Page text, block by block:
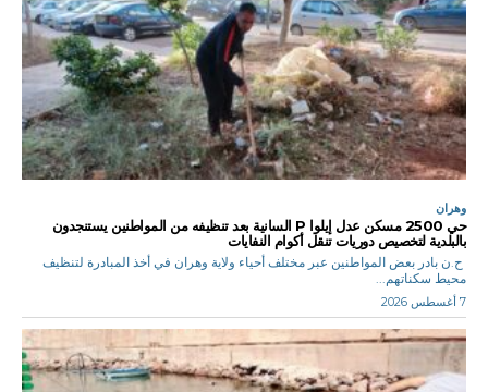
وهران
حي 2500 مسكن عدل إيلوا P السانية بعد تنظيفه من المواطنين يستنجدون
بالبلدية لتخصيص دوريات تنقل أكوام النفايات
ح.ن بادر بعض المواطنين عبر مختلف أحياء ولاية وهران في أخذ المبادرة لتنظيف
محيط سكناتهم...
7 أغسطس 2026